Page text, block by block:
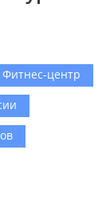
Фитнес-центр